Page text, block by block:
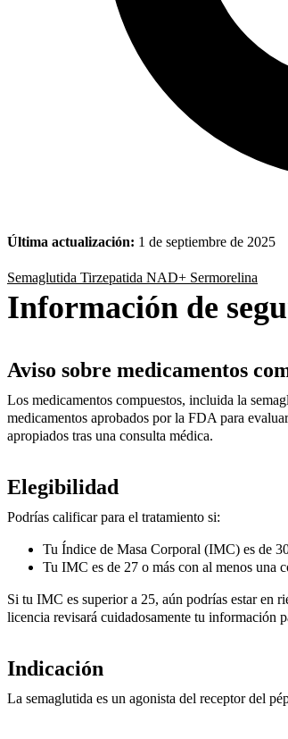
Última actualización: 1 de septiembre de 2025
Semaglutida Tirzepatida NAD+ Sermorelina
Información de
Aviso sobre medicamentos
Los medicamentos compuestos, incluida la
medicamentos aprobados por la FDA para
apropiados tras una consulta médica.
Elegibilidad
Podrías calificar para el tratamiento si:
Tu Índice de Masa Corporal (IMC) es de
Tu IMC es de 27 o más con al menos una
Si tu IMC es superior a 25, aún podrías estar en
licencia revisará cuidadosamente tu información
Indicación
La semaglutida es un agonista del receptor del